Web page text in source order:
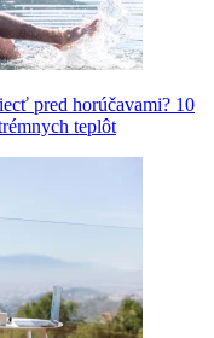
pred horúčavami? 10
teplôt